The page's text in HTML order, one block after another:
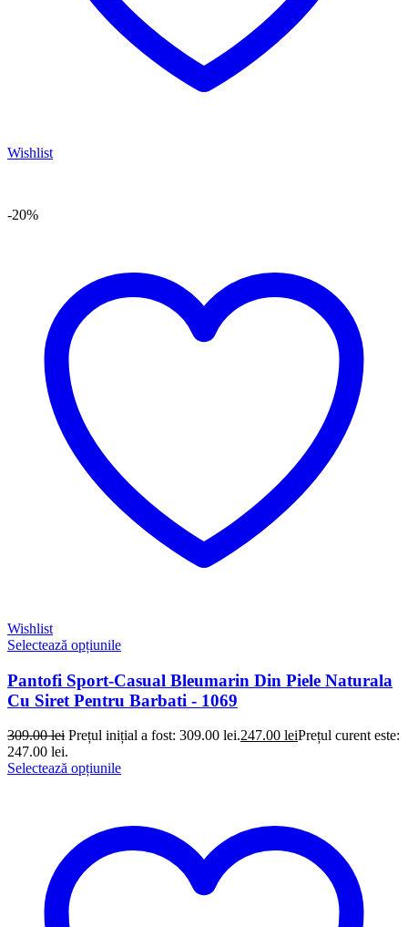
Wishlist
-20%
Wishlist
Selectează opțiunile
Pantofi Sport-Casual Bleumarin Din Piele Naturala
Cu Siret Pentru Barbati - 1069
309.00lei Prețul inițial a fost: 309.00 lei.247.00 leiPrețul curent este:
247.00 lei.
Selectează opțiunile